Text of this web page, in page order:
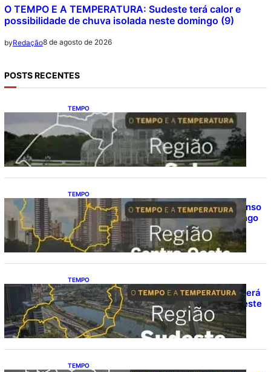
O TEMPO E A TEMPERATURA: Sudeste terá calor e
possibilidade de chuva isolada neste domingo (9)
byRedação8 de agosto de 2026
POSTS RECENTES
TEMPO
O TEMPO E A TEMPERATURA: Sul terá
chuva, frio e possibilidade de trovoadas
neste domingo (9)
TEMPO
O TEMPO E A TEMPERATURA: calor intenso
predomina no Centro-Oeste neste domingo
(9)
TEMPO
O TEMPO E A TEMPERATURA: Sudeste terá
calor e possibilidade de chuva isolada neste
domingo (9)
TEMPO